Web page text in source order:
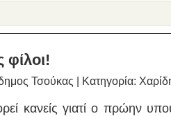
φίλοι!
Τσούκας | Κατηγορία:
κανείς γιατί ο πρώην